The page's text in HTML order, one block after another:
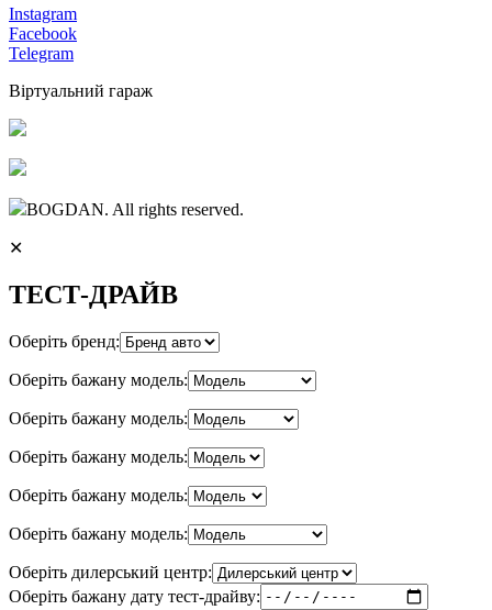
Instagram
Facebook
Telegram
Віртуальний гараж
BOGDAN. All rights reserved.
✕
ТЕСТ-ДРАЙВ
Оберіть бренд:
Оберіть бажану модель:
Оберіть бажану модель:
Оберіть бажану модель:
Оберіть бажану модель:
Оберіть бажану модель:
Оберіть дилерський центр:
Оберіть бажану дату тест-драйву: